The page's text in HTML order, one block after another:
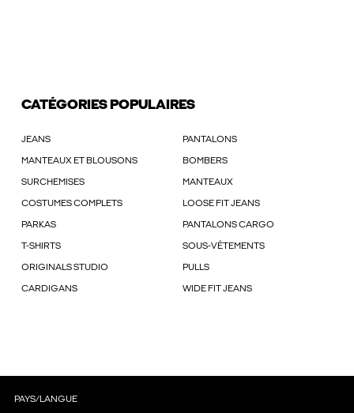
CATÉGORIES POPULAIRES
JEANS PANTALONS
MANTEAUX ET BLOUSONS BOMBERS
SURCHEMISES MANTEAUX
COSTUMES COMPLETS LOOSE FIT JEANS
PARKAS PANTALONS CARGO
T-SHIRTS SOUS-VÊTEMENTS
ORIGINALS STUDIO PULLS
CARDIGANS WIDE FIT JEANS
PAYS/LANGUE